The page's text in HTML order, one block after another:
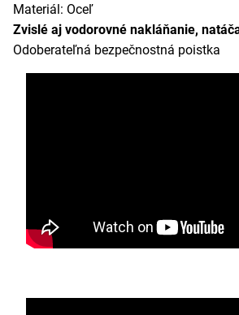
Materiál: Oceľ
Zvislé aj vodorovné nakláňanie,
Odoberateľná bezpečnostná poistka